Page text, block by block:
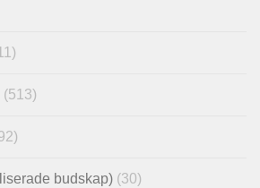
(513)
budskap) (30)